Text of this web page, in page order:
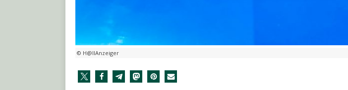
© H@llAnzeiger